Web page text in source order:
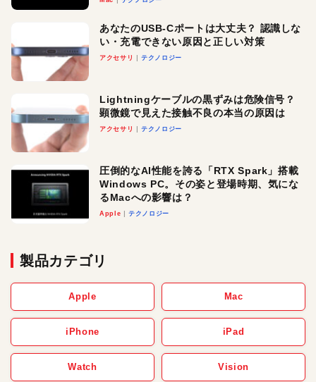
あなたのUSB-Cポートは大丈夫？ 認識しな
い・充電できない原因と正しい対策
アクセサリ テクノロジー
Lightningケーブルの黒ずみは危険信号？
顕微鏡で見えた接触不良の本当の原因は
アクセサリ テクノロジー
圧倒的なAI性能を誇る「RTX Spark」搭載
Windows PC。その姿と登場時期、気にな
るMacへの影響は？
Apple テクノロジー
製品カテゴリ
Apple Mac
iPhone iPad
Watch Vision